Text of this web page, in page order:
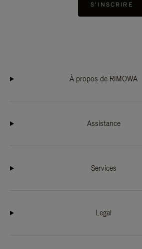
S'INSCRIRE
À propos de RIMOWA
Assistance
Services
Legal